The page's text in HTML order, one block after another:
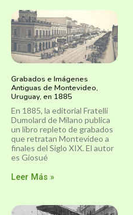
Grabados e Imágenes
Antiguas de Montevideo,
Uruguay, en 1885
En 1885, la editorial Fratelli
Dumolard de Milano publica
un libro repleto de grabados
que retratan Montevideo a
finales del Siglo XIX. El autor
es Giosué
Leer Más »